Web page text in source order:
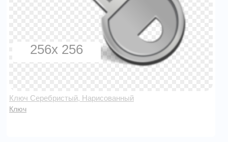
256x 256
Ключ Серебристый, Нарисованный
Ключ